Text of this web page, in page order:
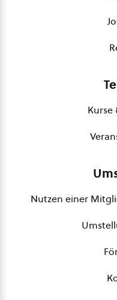
Kurse
Nutzen einer